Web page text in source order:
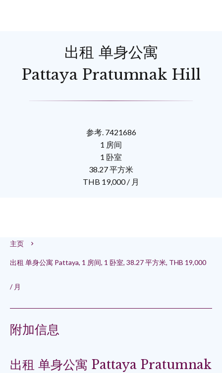
出租 单身公寓
Pattaya Pratumnak Hill
参考. 7421686
1 房间
1 卧室
38.27 平方米
THB 19,000 / 月
主页
出租 单身公寓 Pattaya, 1 房间, 1 卧室, 38.27 平方米, THB 19,000
/ 月
附加信息
出租 单身公寓 Pattaya Pratumnak